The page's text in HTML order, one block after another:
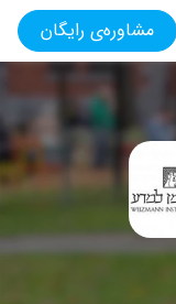
مشاوره‌ی رایگان